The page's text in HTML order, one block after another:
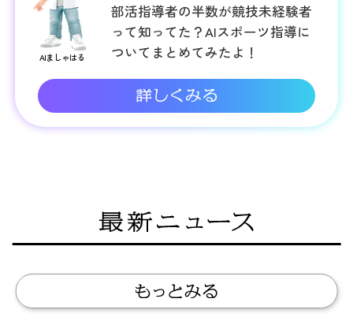
AIましゃはる
部活指導者の半数が競技未経験者
って知ってた？AIスポーツ指導に
ついてまとめてみたよ！